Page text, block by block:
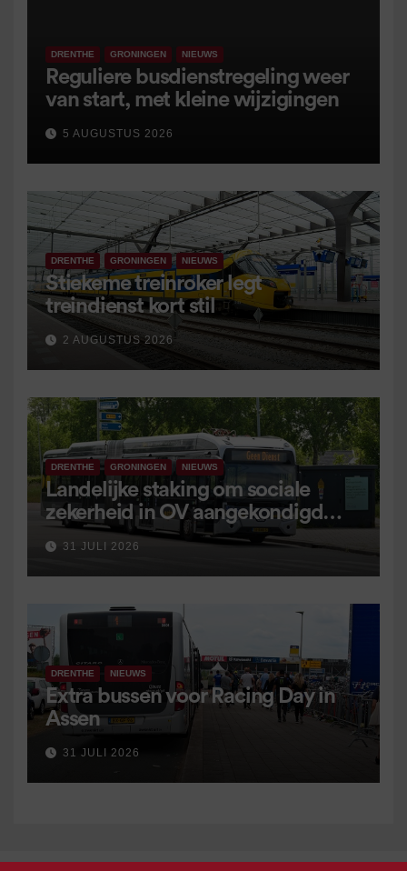
DRENTHE GRONINGEN NIEUWS
Reguliere busdienstregeling weer
van start, met kleine wijzigingen
5 AUGUSTUS 2026
DRENTHE GRONINGEN NIEUWS
Stiekeme treinroker legt
treindienst kort stil
2 AUGUSTUS 2026
DRENTHE GRONINGEN NIEUWS
Landelijke staking om sociale
zekerheid in OV aangekondigd
voor 9 september
31 JULI 2026
DRENTHE NIEUWS
Extra bussen voor Racing Day in
Assen
31 JULI 2026